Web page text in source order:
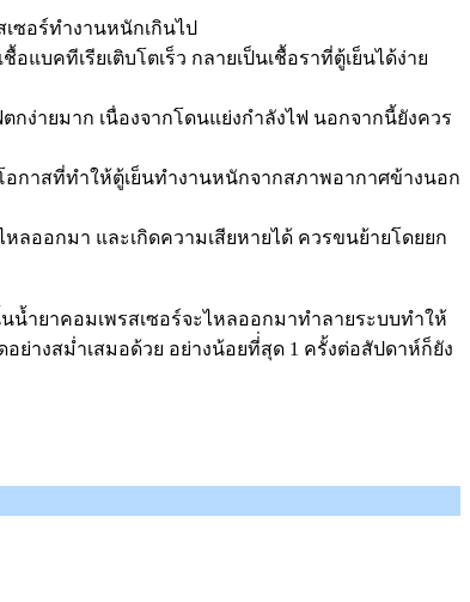
เซอร์ทำงานหนักเกินไป
บคทีเรียเติบโตเร็ว กลายเป็นเชื้อราที่ตู้เย็นได้ง่าย
ง่ายมาก เนื่องจากโดนแย่งกำลังไฟ นอกจากนี้ยังควร
อกาสที่ทำให้ตู้เย็นทำงานหนักจากสภาพอากาศข้างนอก
ลออกมา และเกิดความเสียหายได้ ควรขนย้ายโดยยก
น้ำยาคอมเพรสเซอร์จะไหลออกมาทำลายระบบทำให้
ย่างสม่ำเสมอด้วย อย่างน้อยที่่สุด 1 ครั้งต่อสัปดาห์ก็ยัง